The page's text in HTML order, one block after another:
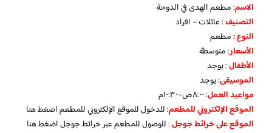
الاسم: مطعم الهدى في الدوحة
التصنيف: عائلات – افراد
النوع :مطعم
الأسعار:متوسطة
الأطفال:يوجد
الموسيقى:يوجد
مواعيد العمل: ٨:٠٠ص–١٠:٣٠م
الموقع الإلكتروني للمطعم: للدخول للموقع الإلكتروني للمطعماضغط هنا
الموقع على خرائط جوجل: للوصول للمطعم عبر خرائط جوجلاضغط هنا